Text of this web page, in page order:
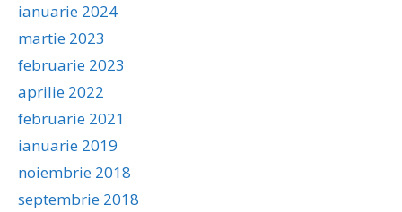
ianuarie 2024
martie 2023
februarie 2023
aprilie 2022
februarie 2021
ianuarie 2019
noiembrie 2018
septembrie 2018